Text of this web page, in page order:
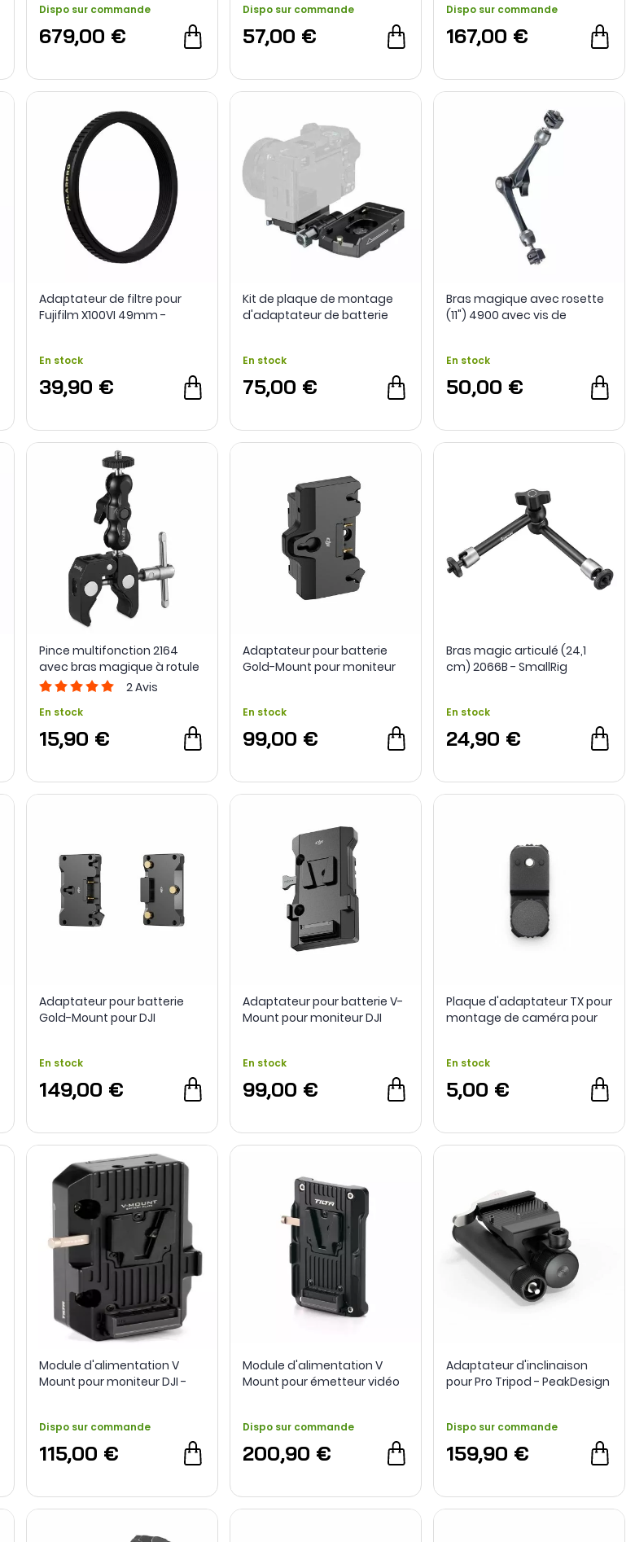
Dispo sur commande
679,00 €
Dispo sur commande
57,00 €
Dispo sur commande
167,00 €
Adaptateur de filtre pour
Fujifilm X100VI 49mm -
En stock
39,90 €
Kit de plaque de montage
d'adaptateur de batterie
En stock
75,00 €
Bras magique avec rosette
(11") 4900 avec vis de
En stock
50,00 €
Pince multifonction 2164
avec bras magique à rotule
- SmallRig
2Avis
En stock
15,90 €
Adaptateur pour batterie
Gold-Mount pour moniteur
En stock
99,00 €
Bras magic articulé (24,1
cm) 2066B - SmallRig
En stock
24,90 €
Adaptateur pour batterie
Gold-Mount pour DJI
En stock
149,00 €
Adaptateur pour batterie V-
Mount pour moniteur DJI
En stock
99,00 €
Plaque d'adaptateur TX pour
montage de caméra pour
En stock
5,00 €
Module d'alimentation V
Mount pour moniteur DJI -
Dispo sur commande
115,00 €
Module d'alimentation V
Mount pour émetteur vidéo
Dispo sur commande
200,90 €
Adaptateur d'inclinaison
pour Pro Tripod - PeakDesign
Dispo sur commande
159,90 €